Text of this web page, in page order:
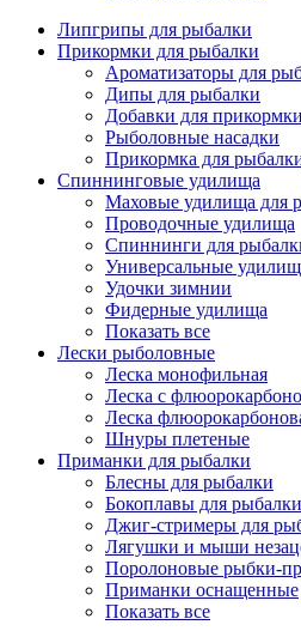
Липгрипы для рыбалки
Прикормки для рыбалки
Ароматизаторы для
Дипы для рыбалки
Добавки для прикормки
Рыболовные насадки
Прикормка для
Спиннинговые удилища
Маховые удилища для
Проводочные удилища
Спиннинги для
Универсальные
Удочки зимнии
Фидерные удилища
Показать все
Лески рыболовные
Леска монофильная
Леска с
Леска
Шнуры плетеные
Приманки для рыбалки
Блесны для рыбалки
Бокоплавы для рыбалки
Джиг-стримеры для
Лягушки и мыши
Поролоновые рыбки-
Приманки оснащенные
Показать все